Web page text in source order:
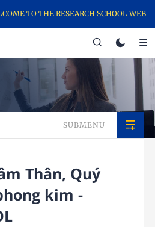
TO THE RESEARCH SCHOOL
SUBMENU
Thân, Quý
kim -